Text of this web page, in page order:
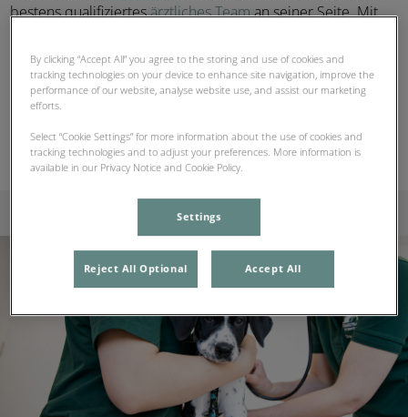
bestens qualifiziertesärztliches Teaman seiner Seite. Mit
Weg bis zur Genesung.
By clicking “Accept All” you agree to the storing and use of cookies and
tracking technologies on your device to enhance site navigation, improve the
performance of our website, analyse website use, and assist our marketing
efforts.
Select “Cookie Settings” for more information about the use of cookies and
tracking technologies and to adjust your preferences. More information is
available in our Privacy Notice and Cookie Policy.
Settings
Reject All Optional Accept All